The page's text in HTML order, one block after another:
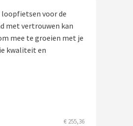
voor de
met vertrouwen kan
mee te groeien met je
kwaliteit en
€ 255,36